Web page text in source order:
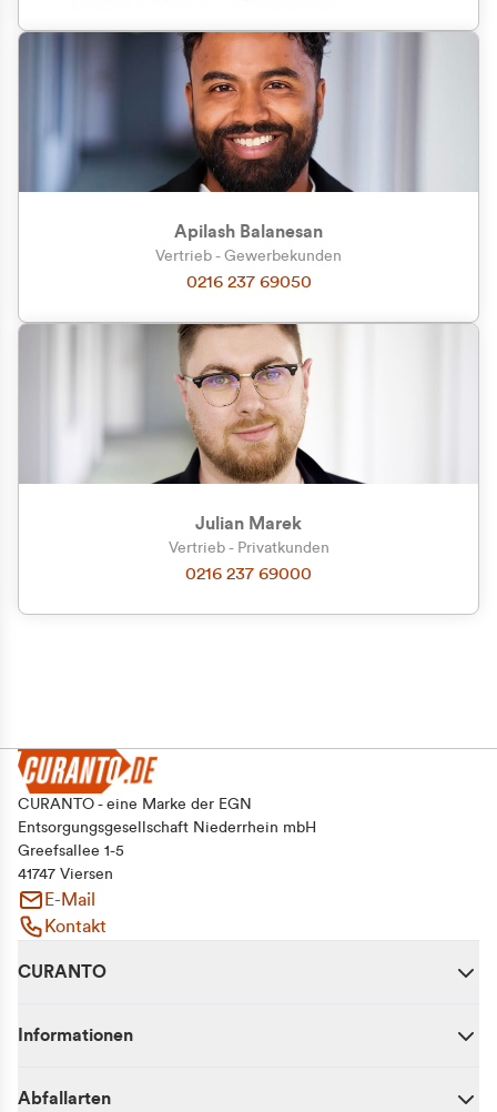
Zu welcher Kundengruppe
gehören Sie?
Privatkunde (inkl. MwSt.)
Geschäftskunde (exkl. MwSt.)
Apilash Balanesan
Vertrieb - Gewerbekunden
0216 237 69050
Julian Marek
Vertrieb - Privatkunden
0216 237 69000
CURANTO - eine Marke der EGN
Entsorgungsgesellschaft Niederrhein mbH
Greefsallee 1-5
41747 Viersen
E-Mail
Kontakt
CURANTO
Informationen
Abfallarten